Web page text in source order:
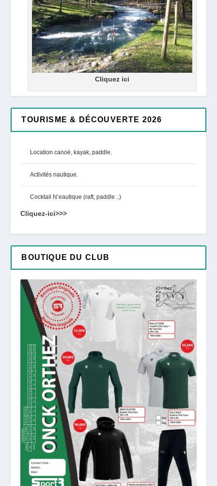
Cliquez ici
TOURISME & DÉCOUVERTE 2026
Location canoë, kayak, paddle.
Activités nautique.
Cocktail N’eautique (raft, paddle ..)
Cliquez-ici>>>
BOUTIQUE DU CLUB